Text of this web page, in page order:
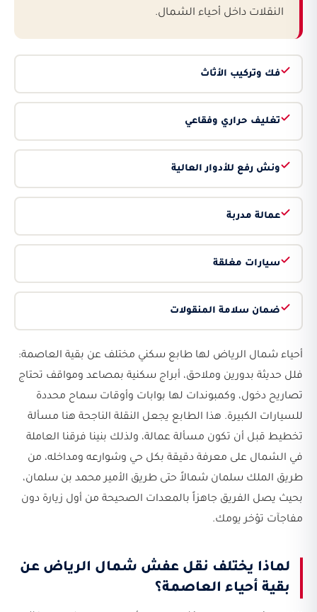
النقلات داخل أحياء الشمال.
فك وتركيب الأثاث
تغليف حراري وفقاعي
ونش رفع للأدوار العالية
عمالة مدربة
سيارات مغلقة
ضمان سلامة المنقولات
أحياء شمال الرياض لها طابع سكني مختلف عن بقية العاصمة:
فلل حديثة بدورين وملاحق، أبراج سكنية بمصاعد ومواقف تحتاج
تصاريح دخول، وكمبوندات لها بوابات وأوقات سماح محددة
للسيارات الكبيرة. هذا الطابع يجعل النقلة الناجحة هنا مسألة
تخطيط قبل أن تكون مسألة عمالة، ولذلك بنينا فرقنا العاملة
في الشمال على معرفة دقيقة بكل حي وشوارعه ومداخله، من
طريق الملك سلمان شمالاً حتى طريق الأمير محمد بن سلمان،
بحيث يصل الفريق جاهزاً بالمعدات الصحيحة من أول زيارة دون
مفاجآت تؤخر يومك.
لماذا يختلف نقل عفش شمال الرياض عن
بقية أحياء العاصمة؟